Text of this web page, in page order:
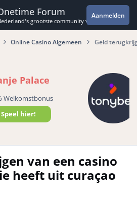
Forum
grootste community voor de
Aanmelden
Online Casino Algemeen Geld
Palace
Welkomstbonus
Speel hier!
van een casino
heeft uit curaçao